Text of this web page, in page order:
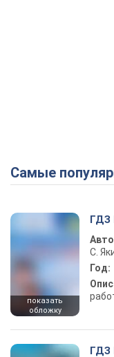
Самые
показать
обложку
ГДЗ
С.
Год:
ГДЗ